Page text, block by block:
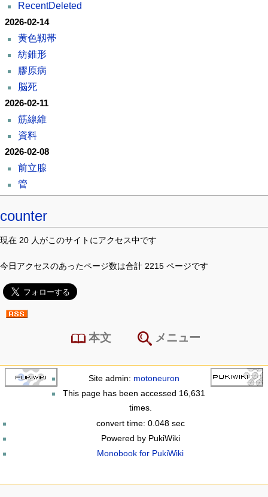
RecentDeleted
2026-02-14
黄色靱帯
紡錐形
膠原病
脳死
2026-02-11
筋線維
資料
2026-02-08
前立腺
管
counter
現在 20 人がこのサイトにアクセス中です
今日アクセスのあったページ数は合計 2215 ページです
本文 メニュー
Site admin: motoneuron
This page has been accessed 16,631
times.
convert time: 0.048 sec
Powered by PukiWiki
Monobook for PukiWiki